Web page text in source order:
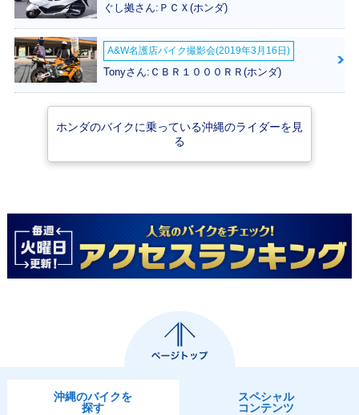
2021年 CB1300 S
UPER BOL D'OR
SP・マイナーチェ
ンジ
2021年 CB1300 S
UPER BOL D'O
R・マイナーチェン
ジ
2020年 CB1300 S
UPER BOL D'OR
SP・カラーチェン
ジ
限定仕様
2016年 CB1300 S
UPER BOL D'OR
ぐし拠さん:ＰＣＸ(ホンダ)
A&W名護店バイク撮影会(2019年3月16日)
Tonyさん:ＣＢＲ１０００ＲＲ(ホンダ)
ホンダのバイクに乗っている沖縄のライダーを見
る
沖縄のバイクを
探す
スペシャル
コンテンツ